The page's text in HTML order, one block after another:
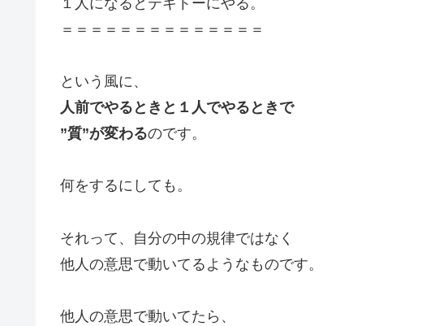
＝＝＝＝＝＝＝＝＝＝＝＝＝＝
という風に、
人前でやるときと１人でやるときで
”質”が変わるのです。
何をするにしても。
それって、自分の中の規律ではなく
他人の意思で動いてるようなものです。
他人の意思で動いてたら、